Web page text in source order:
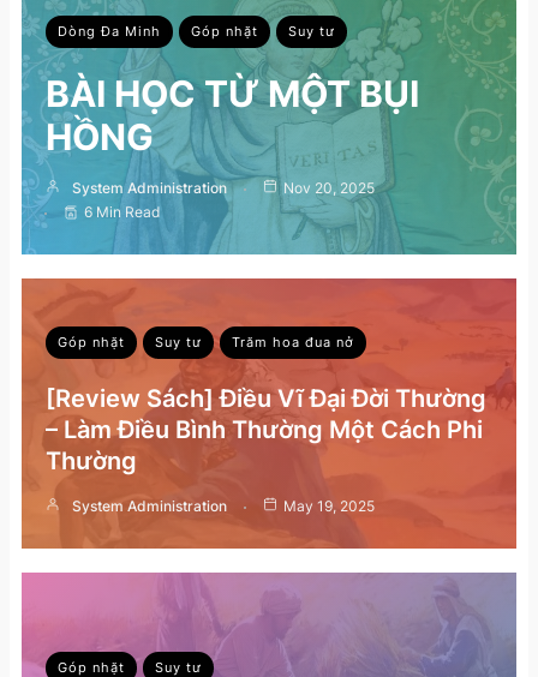
Dòng Đa Minh Góp nhặt Suy tư
BÀI HỌC TỪ MỘT BỤI
HỒNG
System Administration
Nov 20, 2025
6 Min Read
Góp nhặt Suy tư Trăm hoa đua nở
[Review Sách] Điều Vĩ Đại Đời Thường
– Làm Điều Bình Thường Một Cách Phi
Thường
System Administration May 19, 2025
Góp nhặt Suy tư